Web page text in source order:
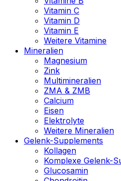
Vitamin C
Vitamin D
Vitamin E
Weitere Vitamine
Mineralien
Magnesium
Zink
Multimineralien
ZMA & ZMB
Calcium
Eisen
Elektrolyte
Weitere Mineralien
Gelenk-Supplements
Kollagen
Komplexe Gelenk-
Glucosamin